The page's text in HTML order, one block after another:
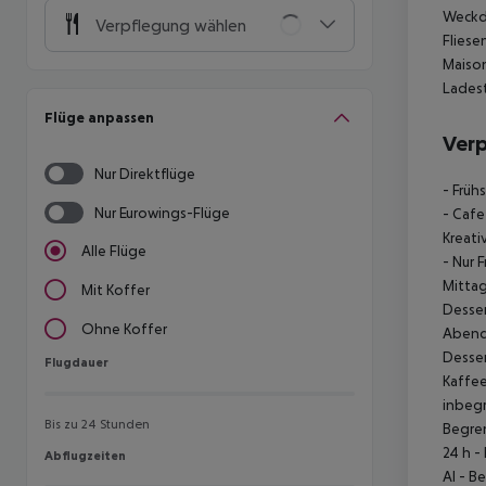
Verpflegung wählen
Flüge anpassen
Nur Direktflüge
Nur Eurowings-Flüge
Alle Flüge
Mit Koffer
Ohne Koffer
Flugdauer
Flugdauer
Bis zu 24 Stunden
Abflugzeiten
Abflugzeiten
-
-
- Nur
24 h -
AI -